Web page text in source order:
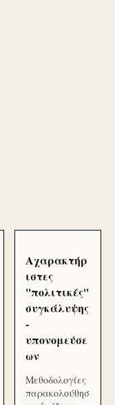
Αχαρακτήρ
ιστες
''πολιτικές''
συγκάλυψης
-
υπονομεύσε
ων
Μεθοδολογίες
παρακολούθησ